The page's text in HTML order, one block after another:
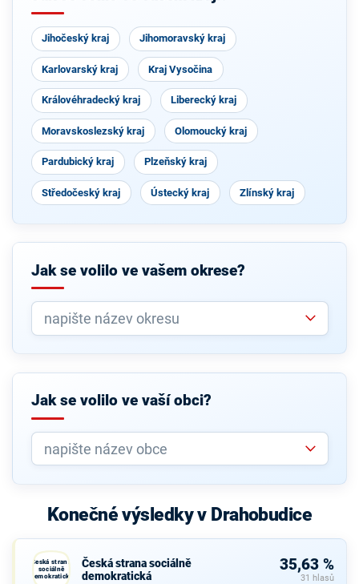
Jihočeský kraj Jihomoravský kraj
Karlovarský kraj Kraj Vysočina
Královéhradecký kraj Liberecký kraj
Moravskoslezský kraj Olomoucký kraj
Pardubický kraj Plzeňský kraj
Středočeský kraj Ústecký kraj Zlínský kraj
Jak se volilo ve vašem okrese?
Jak se volilo ve vaší obci?
Konečné výsledky v Drahobudice
Česká strana
sociálně
demokratická
Česká strana sociálně
demokratická
35,63 %
31 hlasů